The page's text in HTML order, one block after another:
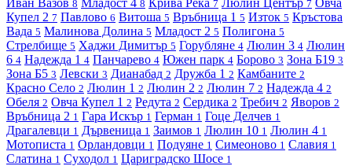
Иван Вазов 8 Младост 4 8 Крива Река 7 Люлин Център 7 Овча
Купел 2 7 Павлово 6 Витоша 5 Връбница 1 5 Изток 5 Кръстова
Вада 5 Малинова Долина 5 Младост 2 5 Полигона 5
Стрелбище 5 Хаджи Димитър 5 Горубляне 4 Люлин 3 4 Люлин
6 4 Надежда 1 4 Панчарево 4 Южен парк 4 Борово 3 Зона Б19 3
Зона Б5 3 Левски 3 Дианабад 2 Дружба 1 2 Камбаните 2
Красно Село 2 Люлин 1 2 Люлин 2 2 Люлин 7 2 Надежда 4 2
Обеля 2 Овча Купел 1 2 Редута 2 Сердика 2 Требич 2 Яворов 2
Връбница 2 1 Гара Искър 1 Герман 1 Гоце Делчев 1
Драгалевци 1 Дървеница 1 Заимов 1 Люлин 10 1 Люлин 4 1
Мотописта 1 Орландовци 1 Подуяне 1 Симеоново 1 Славия 1
Слатина 1 Суходол 1 Цариградско Шосе 1